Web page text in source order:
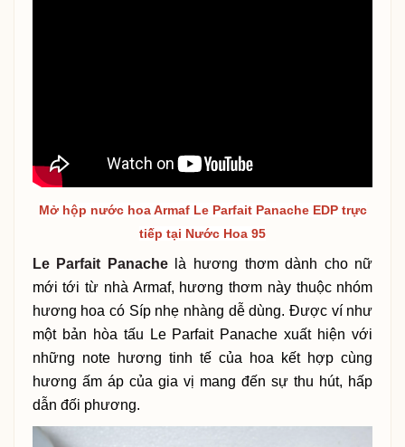
Mở hộp nước hoa Armaf Le Parfait Panache EDP trực
tiếp tại Nước Hoa 95
Le Parfait Panachelà hương thơm dành cho nữ
mới tới từ nhà Armaf, hương thơm này thuộc nhóm
hương hoa có Síp nhẹ nhàng dễ dùng. Được ví như
một bản hòa tấu Le Parfait Panache xuất hiện với
những note hương tinh tế của hoa kết hợp cùng
hương ấm áp của gia vị mang đến sự thu hút, hấp
dẫn đối phương.